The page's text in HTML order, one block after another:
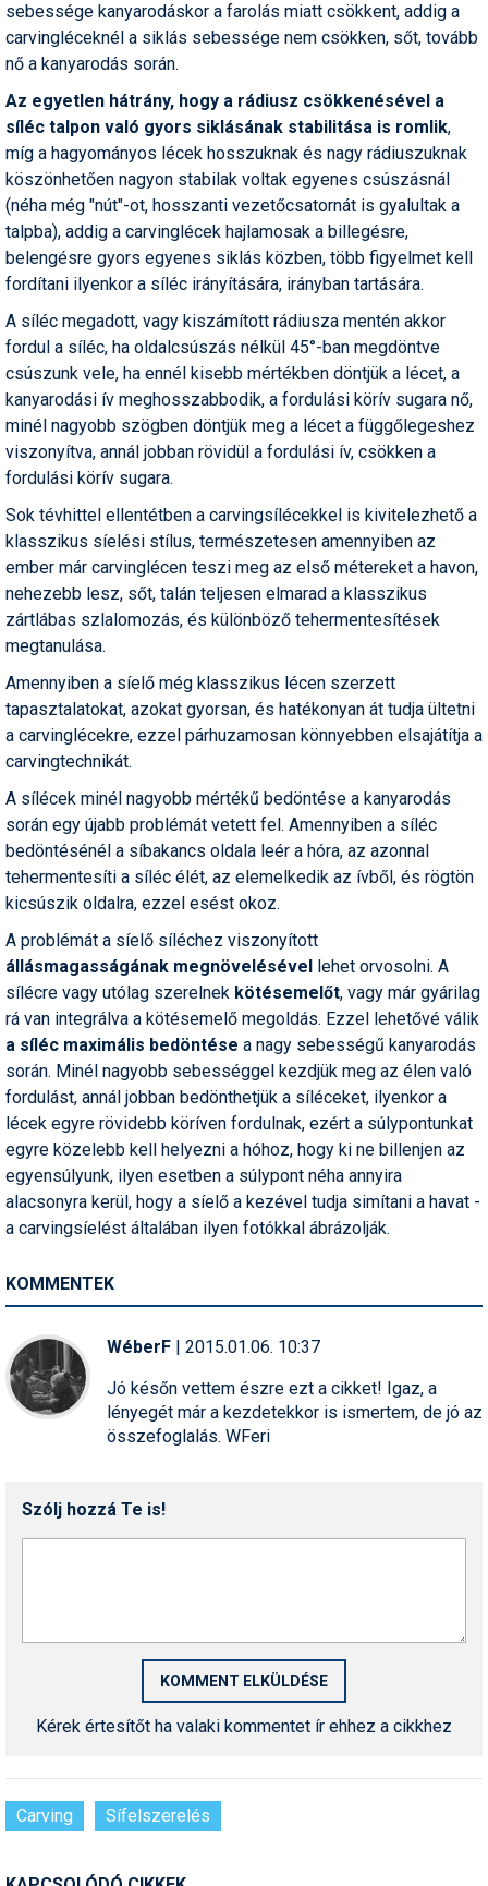
Sítechnika
Síugrás
Snowboard
Snowboardfelszerelés
Sportorvos
Szakértők
Szánkó
Szótárak
Telemark
Téli sportok
Termékajánló
Túrasí
Utasbiztosítás
Védőfelszerelés
Wellness
sebessége kanyarodáskor a farolás miatt csökkent, addig a
carvingléceknél a siklás sebessége nem csökken, sőt, tovább
nő a kanyarodás során.
Az egyetlen hátrány, hogy a rádiusz csökkenésével a
síléc talpon való gyors siklásának stabilitása is romlik,
míg a hagyományos lécek hosszuknak és nagy rádiuszuknak
köszönhetően nagyon stabilak voltak egyenes csúszásnál
(néha még "nút"-ot, hosszanti vezetőcsatornát is gyalultak a
talpba), addig a carvinglécek hajlamosak a billegésre,
belengésre gyors egyenes siklás közben, több figyelmet kell
fordítani ilyenkor a síléc irányítására, irányban tartására.
A síléc megadott, vagy kiszámított rádiusza mentén akkor
fordul a síléc, ha oldalcsúszás nélkül 45°-ban megdöntve
csúszunk vele, ha ennél kisebb mértékben döntjük a lécet, a
kanyarodási ív meghosszabbodik, a fordulási körív sugara nő,
minél nagyobb szögben döntjük meg a lécet a függőlegeshez
viszonyítva, annál jobban rövidül a fordulási ív, csökken a
fordulási körív sugara.
Sok tévhittel ellentétben a carvingsílécekkel is kivitelezhető a
klasszikus síelési stílus, természetesen amennyiben az
ember már carvinglécen teszi meg az első métereket a havon,
nehezebb lesz, sőt, talán teljesen elmarad a klasszikus
zártlábas szlalomozás, és különböző tehermentesítések
megtanulása.
Amennyiben a síelő még klasszikus lécen szerzett
tapasztalatokat, azokat gyorsan, és hatékonyan át tudja ültetni
a carvinglécekre, ezzel párhuzamosan könnyebben elsajátítja a
carvingtechnikát.
A sílécek minél nagyobb mértékű bedöntése a kanyarodás
során egy újabb problémát vetett fel. Amennyiben a síléc
bedöntésénél a síbakancs oldala leér a hóra, az azonnal
tehermentesíti a síléc élét, az elemelkedik az ívből, és rögtön
kicsúszik oldalra, ezzel esést okoz.
A problémát a síelő síléchez viszonyított
állásmagasságának megnövelésével
lehet orvosolni. A
sílécre vagy utólag szerelnek kötésemelőt, vagy már gyárilag
rá van integrálva a kötésemelő megoldás. Ezzel lehetővé válik
a síléc maximális bedöntése a nagy sebességű kanyarodás
során. Minél nagyobb sebességgel kezdjük meg az élen való
fordulást, annál jobban bedönthetjük a síléceket, ilyenkor a
lécek egyre rövidebb köríven fordulnak, ezért a súlypontunkat
egyre közelebb kell helyezni a hóhoz, hogy ki ne billenjen az
egyensúlyunk, ilyen esetben a súlypont néha annyira
alacsonyra kerül, hogy a síelő a kezével tudja simítani a havat -
a carvingsíelést általában ilyen fotókkal ábrázolják.
KOMMENTEK
WéberF | 2015.01.06. 10:37
Jó későn vettem észre ezt a cikket! Igaz, a
lényegét már a kezdetekkor is ismertem, de jó az
összefoglalás. WFeri
Szólj hozzá Te is!
Kérek értesítőt ha valaki kommentet ír ehhez a cikkhez
Carving Sífelszerelés